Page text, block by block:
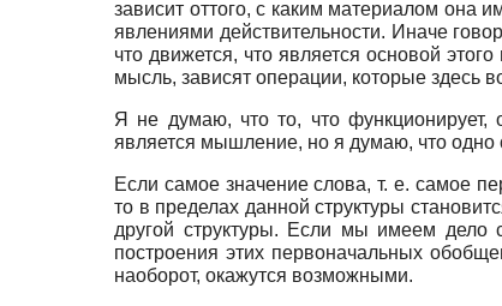
зависит оттого, с каким материалом она
явлениями действительности. Иначе
что движется, что является основой
мысль, зависят операции, которые здесь
Я не думаю, что то, что функционирует,
является мышление, но я думаю, что одно
Если самое значение слова, т. е. самое
то в пределах данной структуры
другой структуры. Если мы имеем дело
построения этих первоначальных
наоборот, окажутся возможными.